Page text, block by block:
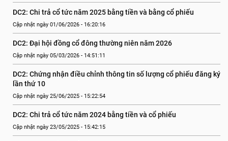
DC2: Chi trả cổ tức năm 2025 bằng tiền và bằng cổ phiếu
Cập nhật ngày 01/06/2026 - 16:20:16
DC2: Đại hội đồng cổ đông thường niên năm 2026
Cập nhật ngày 05/03/2026 - 14:51:11
DC2: Chứng nhận điều chỉnh thông tin số lượng cổ phiếu đăng ký
lần thứ 10
Cập nhật ngày 25/06/2025 - 15:22:54
DC2: Chi trả cổ tức năm 2024 bằng tiền và cổ phiếu
Cập nhật ngày 23/05/2025 - 15:42:15